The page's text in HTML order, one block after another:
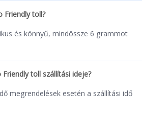
Friendly toll?
és könnyű, mindössze 6 grammot
Friendly toll szállítási ideje?
megrendelések esetén a szállítási idő